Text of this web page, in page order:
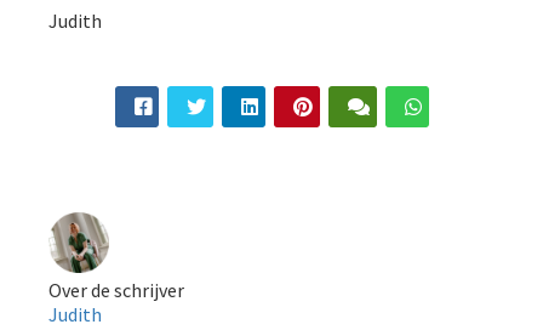
Judith
Over de schrijver
Judith